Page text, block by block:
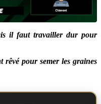
il faut travailler dur pour
rêvé pour semer les graines